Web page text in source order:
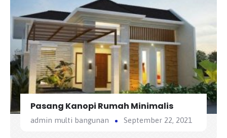
Pasang Kanopi Rumah Minimalis
admin multi bangunan September 22, 2021